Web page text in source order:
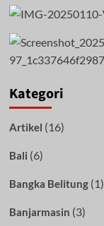
Kategori
Artikel (16)
Bali (6)
Bangka Belitung(1)
Banjarmasin (3)